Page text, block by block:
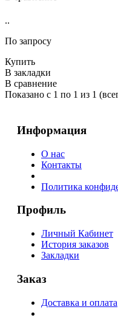
..
По запросу
Купить
В закладки
В сравнение
Показано с 1 по 1 из 1
Информация
О нас
Контакты
Политика
Профиль
Личный Кабинет
История заказов
Закладки
Заказ
Доставка и оплата